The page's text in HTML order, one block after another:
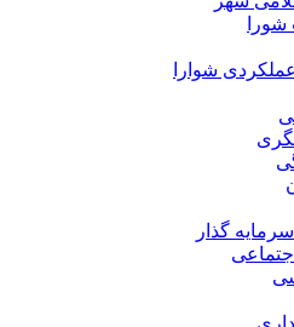
شوارا
گذار